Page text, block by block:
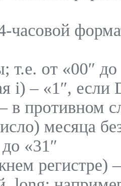
часовой
т.е. от «00″ до
i) – «1″, если
в противном
месяца
«31″
регистре)